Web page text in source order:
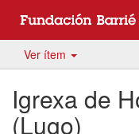
Ver ítem
Igrexa de
(Lugo)